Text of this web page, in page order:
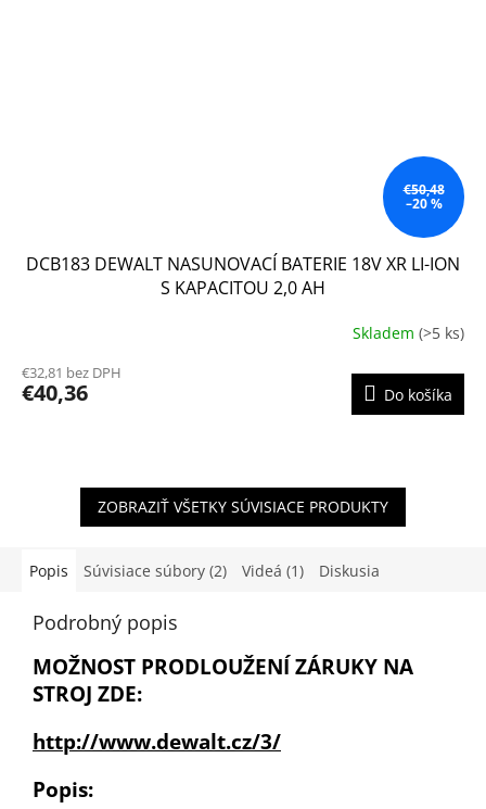
€50,48
–20 %
DCB183 DEWALT NASUNOVACÍ BATERIE 18V XR LI-ION
S KAPACITOU 2,0 AH
produktu
je
Skladem(>5 ks)
€32,81 bez DPH
€40,36 Do košíka
ZOBRAZIŤ VŠETKY SÚVISIACE PRODUKTY
Popis Súvisiace súbory (2) Videá (1) Diskusia
Podrobný popis
MOŽNOST PRODLOUŽENÍ ZÁRUKY NA
STROJ ZDE:
http://www.dewalt.cz/3/
Popis: